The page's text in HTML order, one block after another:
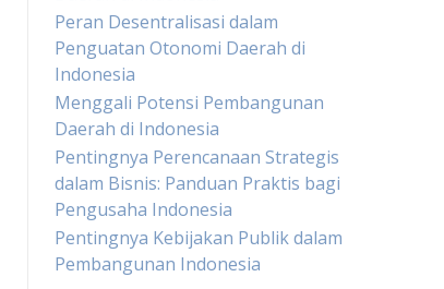
Peran Desentralisasi dalam
Penguatan Otonomi Daerah di
Indonesia
Menggali Potensi Pembangunan
Daerah di Indonesia
Pentingnya Perencanaan Strategis
dalam Bisnis: Panduan Praktis bagi
Pengusaha Indonesia
Pentingnya Kebijakan Publik dalam
Pembangunan Indonesia